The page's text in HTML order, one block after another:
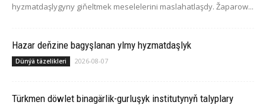
hyzmatdaşlygyny giňeltmek meselelerini maslahatlaşdy. Žaparow...
Hazar deňzine bagyşlanan ylmy hyzmatdaşlyk
Dünýä täzelikleri 2026-08-07
Türkmen döwlet binagärlik-gurluşyk institutynyň talyplary